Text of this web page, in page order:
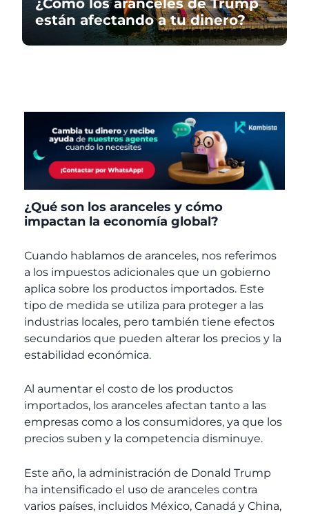
¿Cómo los aranceles de Trump
están afectando a tu dinero?
¿Qué son los aranceles y cómo
impactan la economía global?
Cuando hablamos de aranceles, nos referimos
a los impuestos adicionales que un gobierno
aplica sobre los productos importados. Este
tipo de medida se utiliza para proteger a las
industrias locales, pero también tiene efectos
secundarios que pueden alterar los precios y la
estabilidad económica.
Al aumentar el costo de los productos
importados, los aranceles afectan tanto a las
empresas como a los consumidores, ya que los
precios suben y la competencia disminuye.
Este año, la administración de Donald Trump
ha intensificado el uso de aranceles contra
varios países, incluidos México, Canadá y China,